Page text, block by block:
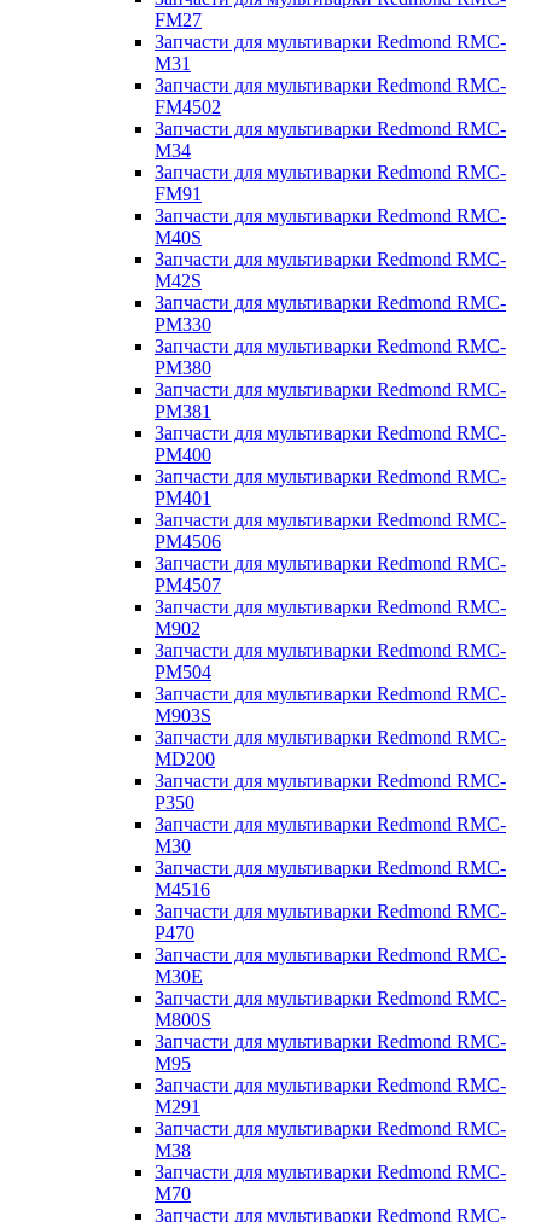
FM27
Запчасти для мультиварки Redmond RMC-
M31
Запчасти для мультиварки Redmond RMC-
FM4502
Запчасти для мультиварки Redmond RMC-
M34
Запчасти для мультиварки Redmond RMC-
FM91
Запчасти для мультиварки Redmond RMC-
M40S
Запчасти для мультиварки Redmond RMC-
M42S
Запчасти для мультиварки Redmond RMC-
PM330
Запчасти для мультиварки Redmond RMC-
PM380
Запчасти для мультиварки Redmond RMC-
PM381
Запчасти для мультиварки Redmond RMC-
PM400
Запчасти для мультиварки Redmond RMC-
PM401
Запчасти для мультиварки Redmond RMC-
PM4506
Запчасти для мультиварки Redmond RMC-
PM4507
Запчасти для мультиварки Redmond RMC-
M902
Запчасти для мультиварки Redmond RMC-
PM504
Запчасти для мультиварки Redmond RMC-
M903S
Запчасти для мультиварки Redmond RMC-
MD200
Запчасти для мультиварки Redmond RMC-
P350
Запчасти для мультиварки Redmond RMC-
M30
Запчасти для мультиварки Redmond RMC-
M4516
Запчасти для мультиварки Redmond RMC-
P470
Запчасти для мультиварки Redmond RMC-
M30E
Запчасти для мультиварки Redmond RMC-
M800S
Запчасти для мультиварки Redmond RMC-
M95
Запчасти для мультиварки Redmond RMC-
M291
Запчасти для мультиварки Redmond RMC-
M38
Запчасти для мультиварки Redmond RMC-
M70
Запчасти для мультиварки Redmond RMC-